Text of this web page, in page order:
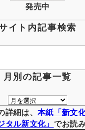
発売中
イト内記事検索
月別の記事一覧
月
別
の
詳細は、 本紙「新文化
タル新文化」 でお読